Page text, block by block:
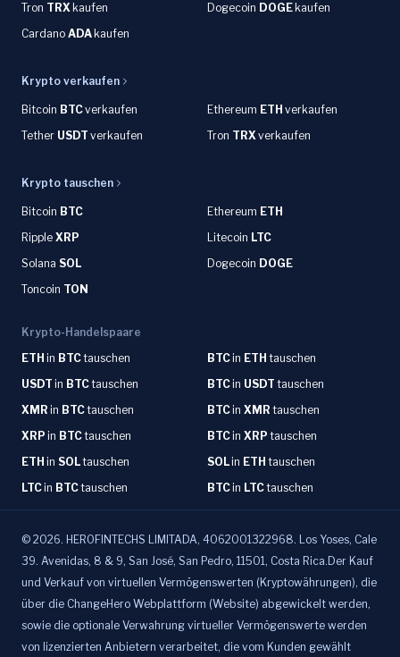
Tron TRX kaufen Dogecoin DOGE kaufen
Cardano ADA kaufen
Krypto verkaufen
Bitcoin BTCverkaufen Ethereum ETH verkaufen
Tether USDT verkaufen Tron TRXverkaufen
Krypto tauschen
Bitcoin BTC Ethereum ETH
Ripple XRP Litecoin LTC
Solana SOL Dogecoin DOGE
Toncoin TON
Krypto-Handelspaare
ETH in BTCtauschen BTCin ETH tauschen
USDT in BTCtauschen BTCin USDT tauschen
XMR in BTCtauschen BTCin XMR tauschen
XRP in BTCtauschen BTCin XRP tauschen
ETH in SOLtauschen SOLin ETH tauschen
LTCin BTCtauschen BTCin LTCtauschen
© 2026. HEROFINTECHS LIMITADA, 4062001322968. Los Yoses, Cale
39. Avenidas, 8 & 9, San José, San Pedro, 11501, Costa Rica.Der Kauf
und Verkauf von virtuellen Vermögenswerten (Kryptowährungen), die
über die ChangeHero Webplattform (Website) abgewickelt werden,
sowie die optionale Verwahrung virtueller Vermögenswerte werden
von lizenzierten Anbietern verarbeitet, die vom Kunden gewählt